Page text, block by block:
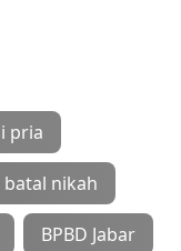
pria
batal nikah
BPBD Jabar